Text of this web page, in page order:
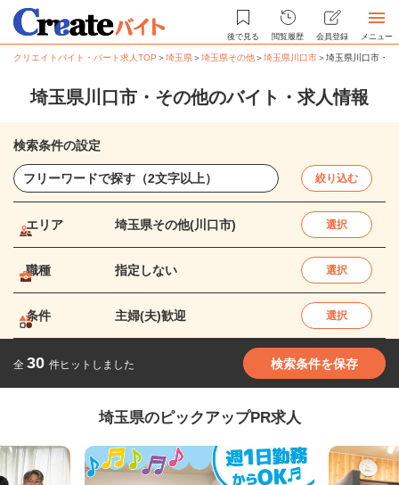
後で見る 閲覧履歴 会員登録 メニュー
クリエイトバイト・パート求人TOP ＞埼玉県＞埼玉県その他＞埼玉県川口市＞埼玉県川口市・
埼玉県川口市・その他のバイト・求人情報
検索条件の設定
絞り込む
エリア 埼玉県その他(川口市) 選択
職種 指定しない 選択
条件 主婦(夫)歓迎 選択
全 30 件ヒットしました 検索条件を保存
埼玉県のピックアップPR求人